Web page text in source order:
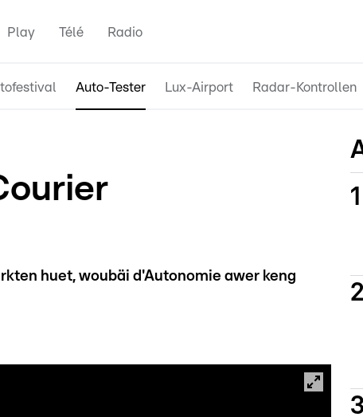
Play Télé Radio
Auto-Tester Lux-Airport Radar-Kontrollen
huet, woubäi d'Autonomie awer keng